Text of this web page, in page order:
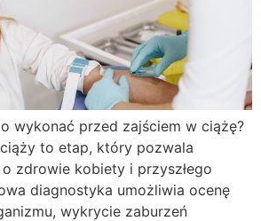
wykonać przed zajściem w ciążę?
to etap, który pozwala
zdrowie kobiety i przyszłego
diagnostyka umożliwia ocenę
wykrycie zaburzeń